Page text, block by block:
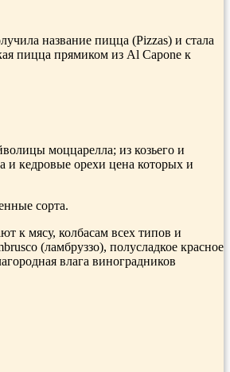
название пицца (Pizzas) и стала
пицца прямиком из Al Capone к
моццарелла; из козьего и
и кедровые орехи цена которых и
сорта.
к мясу, колбасам всех типов и
(ламбруззо), полусладкое красное
влага виноградников